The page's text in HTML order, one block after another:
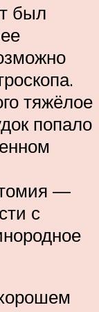
был
тяжёлое
попало
—
с